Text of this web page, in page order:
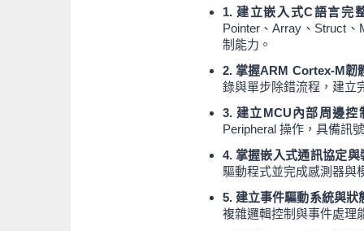
1. 建立嵌入式C語言完
Pointer、Array、Struct
制能力。
2. 掌握ARM Cortex-M韌
錄與單步除錯流程，建立
3. 建立MCU內部周邊
Peripheral 操作，具備訊
4. 掌握嵌入式通訊協定
驅動程式並完成感測器與
5. 建立事件驅動系統與狀
複雜邏輯控制與事件處理